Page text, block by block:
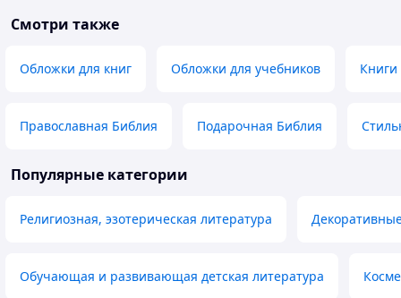
Смотри также
Обложки для книг Обложки для учебников
Православная Библия Подарочная Библия
Популярные категории
Религиозная, эзотерическая литература
Обучающая и развивающая детская литература